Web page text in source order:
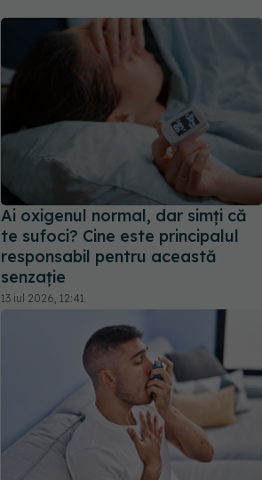
Ai oxigenul normal, dar simți că
te sufoci? Cine este principalul
responsabil pentru această
senzație
13 iul 2026, 12:41